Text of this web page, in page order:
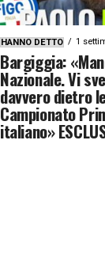
HANNO DETTO 1
Bargiggia:
Nazionale. Vi
davvero dietro
Campionato
italiano»